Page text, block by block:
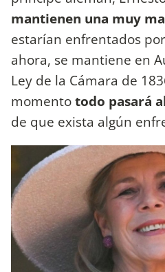
mantienen una muy
estarían enfrentados
ahora, se mantiene en
Ley de la Cámara de
momentotodo pasará
de que exista algún